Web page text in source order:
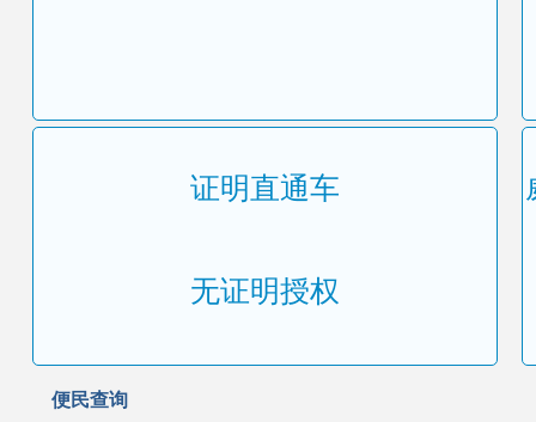
证明直通车
无证明授权
便民查询